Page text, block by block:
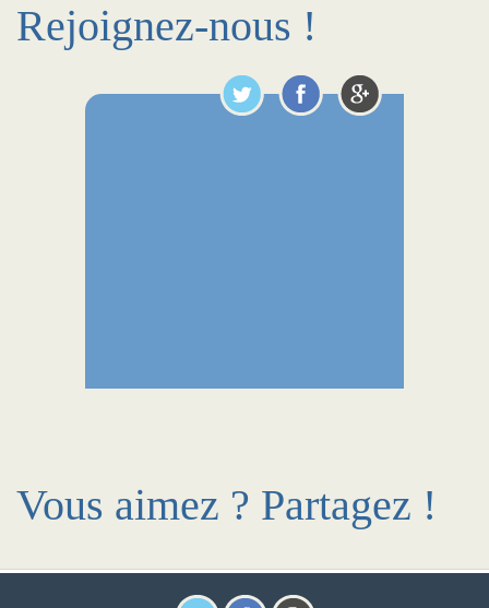
Rejoignez-nous !
Vous aimez ? Partagez !